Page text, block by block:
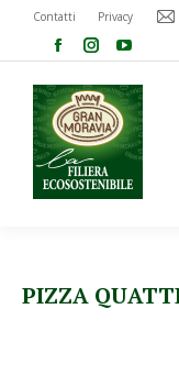
Contatti Privacy
PIZZA